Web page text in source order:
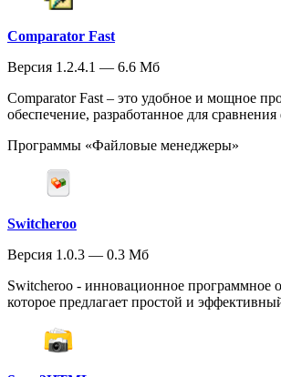
Comparator Fast
Версия 1.2.4.1 — 6.6 Мб
Comparator Fast – это удобное и мощное
обеспечение, разработанное для
Программы «Файловые менеджеры»
Switcheroo
Версия 1.0.3 — 0.3 Мб
Switcheroo - инновационное программное
которое предлагает простой и